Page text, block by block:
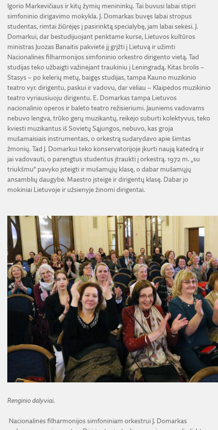
Igorio Markevičiaus ir kitų žymių menininkų. Tai buvusi labai stipri
simfoninio dirigavimo mokykla. J. Domarkas buvęs labai stropus
studentas, rimtai žiūrėjęs į pasirinktą specialybę, jam labai sekėsi. J.
Domarkui, dar bestudijuojant penktame kurse, Lietuvos kultūros
ministras Juozas Banaitis pakvietė jį grįžti į Lietuvą ir užimti
Nacionalinės filharmonijos simfoninio orkestro dirigento vietą. Tad
studijas teko užbaigti važinėjant traukiniu į Leningradą. Kitas brolis –
Stasys – po kelerių metų, baigęs studijas, tampa Kauno muzikinio
teatro vyr. dirigentu, paskui ir vadovu, dar vėliau – Klaipėdos muzikinio
teatro vyriausiuoju dirigentu. E. Domarkas tampa Lietuvos
nacionalinio operos ir baleto teatro režisieriumi. Jauniems vadovams
nebuvo lengva, trūko gerų muzikantų, reikėjo suburti kolektyvus, teko
kviesti muzikantus iš Sovietų Sąjungos, nebuvo, kas groja
mušamaisiais instrumentais, o orkestrą sudarydavo apie šimtas
žmonių. Tad J. Domarkui teko konservatorijoje įkurti naują katedrą ir
jai vadovauti, o parengtus studentus įtraukti į orkestrą. 1972 m. „su
triukšmu“ pavyko įsteigti ir mušamųjų klasę, o dabar mušamųjų
ansamblių daugybė. Maestro įsteigė ir dirigentų klasę. Dabar jo
mokiniai Lietuvoje ir užsienyje žinomi dirigentai.
Renginio dalyviai.
Nacionalinės filharmonijos simfoniniam orkestrui J. Domarkas